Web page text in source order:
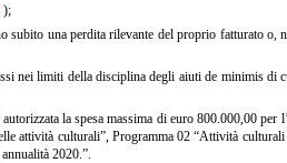
);
subito una perdita rilevante del proprio fatturato o,
nei limiti della disciplina degli aiuti de minimis di
la spesa massima di euro 800.000,00
attività culturali”, Programma 02 “Attività
2020.”.